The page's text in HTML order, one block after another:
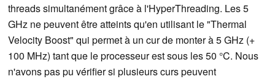
threads simultanément grâce à l'HyperThreading. Les 5
GHz ne peuvent être atteints qu'en utilisant le "Thermal
Velocity Boost" qui permet à un cur de monter à 5 GHz (+
100 MHz) tant que le processeur est sous les 50 °C. Nous
n'avons pas pu vérifier si plusieurs curs peuvent